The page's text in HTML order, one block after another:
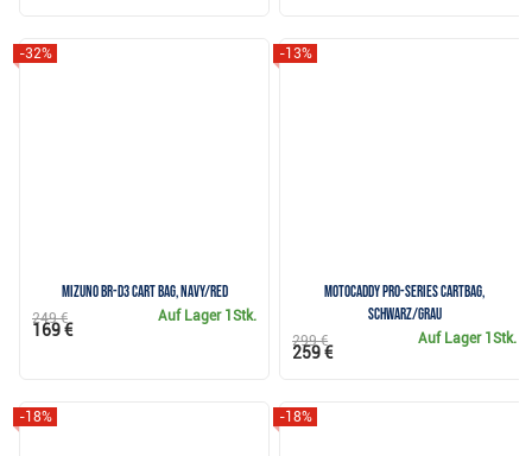
Mizuno BR-D3 cart bag, navy/red
-32%
Auf Lager 1Stk.
249 €
169 €
Motocaddy Pro-Series Cartbag,
schwarz/grau
-13%
Auf Lager 1Stk.
299 €
259 €
-18% -18%